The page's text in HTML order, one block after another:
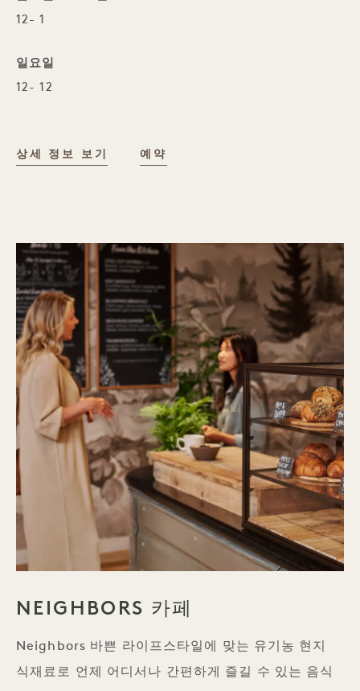
12- 1
일요일
12- 12
상세 정보 보기 HARRIET'S ROOFTOP
예약
NEIGHBORS 카페
Neighbors 바쁜 라이프스타일에 맞는 유기농 현지
식재료로 언제 어디서나 간편하게 즐길 수 있는 음식